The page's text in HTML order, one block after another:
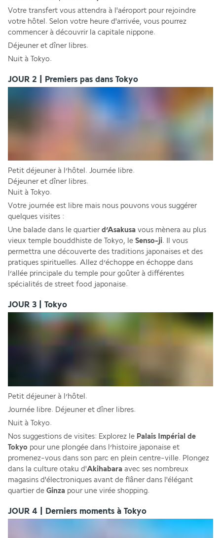
Votre transfert vous attendra à l'aéroport pour rejoindre
votre hôtel. Selon votre heure d'arrivée, vous pourrez
commencer à découvrir la capitale nippone.
Déjeuner et dîner libres.
Nuit à Tokyo.
JOUR 2 | Premiers pas dans Tokyo
Petit déjeuner à l’hôtel. Journée libre.
Déjeuner et dîner libres.
Nuit à Tokyo.
Votre journée est libre mais nous pouvons vous suggérer
quelques visites :
Une balade dans le quartier d’Asakusa vous mènera au plus
vieux temple bouddhiste de Tokyo, le Senso-ji. Il vous
permettra une découverte des traditions japonaises et des
pratiques spirituelles. Allez d’échoppe en échoppe dans
l’allée principale du temple pour goûter à différentes
spécialités de street food japonaise.
JOUR 3 | Tokyo
Petit déjeuner à l’hôtel.
Journée libre. Déjeuner et dîner libres.
Nuit à Tokyo.
Nos suggestions de visites: Explorez le Palais Impérial de
Tokyo pour une plongée dans l’histoire japonaise et
promenez-vous dans son parc en plein centre-ville. Plongez
dans la culture otaku d'Akihabara avec ses nombreux
magasins d'électroniques avant de flâner dans l'élégant
quartier de Ginza pour une virée shopping.
JOUR 4 | Derniers moments à Tokyo